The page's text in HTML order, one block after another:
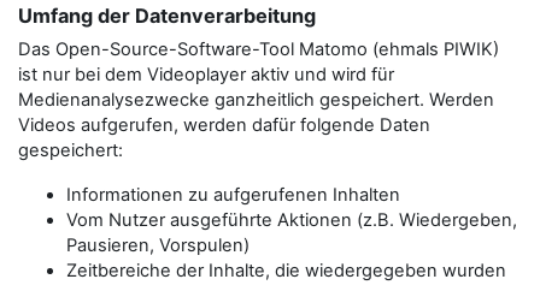
Umfang der Datenverarbeitung
Das Open-Source-Software-Tool Matomo (ehmals PIWIK)
ist nur bei dem Videoplayer aktiv und wird für
Medienanalysezwecke ganzheitlich gespeichert. Werden
Videos aufgerufen, werden dafür folgende Daten
gespeichert:
Informationen zu aufgerufenen Inhalten
Vom Nutzer ausgeführte Aktionen (z.B. Wiedergeben,
Pausieren, Vorspulen)
Zeitbereiche der Inhalte, die wiedergegeben wurden